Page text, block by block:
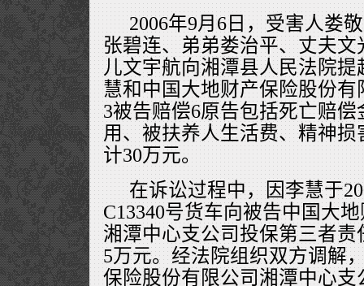
2006年9月6日，受害人娄
张碧连、弟弟娄治平、丈夫
儿文宇航向湘潭县人民法院
慧和中国大地财产保险股份
3被告赔偿6原告包括死亡赔
用、被扶养人生活费、精神
计30万元。
在诉讼过程中，因李慧于
C13340号货车向被告中国大
湘潭中心支公司投保第三者
5万元。经法院组织双方调解
保险股份有限公司湘潭中心